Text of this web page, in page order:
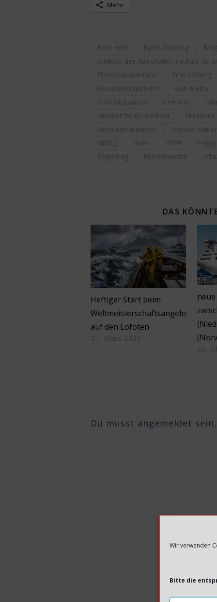
Wir verwenden
Bitte die
Mehr
Bent Høie Bjørn Guldvog
Direktor des Nationalen Instituts für
Einreisequarantäne
Erna Solberg
Gesundheitsdirektor
Guri Melby
Koronasituation
Line Vold
Minister für Gesundheit
Ministerpräsidentin
Monica
NBlog
News NIPH
Regierung
Reisehinweise
DAS
Heftiger Start beim
Weltmeisterschaftsangeln
auf den Lofoten
21. März 2026
26.
Du musst angemeldet